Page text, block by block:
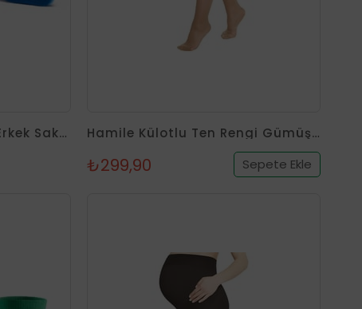
Koku Yapmayan Soket Erkek Saks Gümüş Çorap Hamile Külotlu Ten Rengi Gümüş Çorap
₺299,90 Sepete Ekle